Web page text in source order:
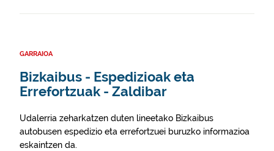
GARRAIOA
Bizkaibus - Espedizioak eta
Errefortzuak - Zaldibar
Udalerria zeharkatzen duten lineetako Bizkaibus
autobusen espedizio eta errefortzuei buruzko informazioa
eskaintzen da.